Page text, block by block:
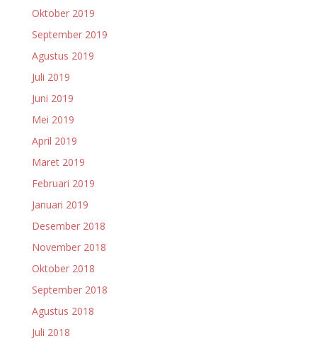
Oktober 2019
September 2019
Agustus 2019
Juli 2019
Juni 2019
Mei 2019
April 2019
Maret 2019
Februari 2019
Januari 2019
Desember 2018
November 2018
Oktober 2018
September 2018
Agustus 2018
Juli 2018